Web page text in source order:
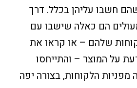
חשבו עליהן בכלל. דרך
הם כאלה שישבו עם
שלהם – או קראו את
על המוצר – והתייחסו
הלקוחות, בצורה יפה